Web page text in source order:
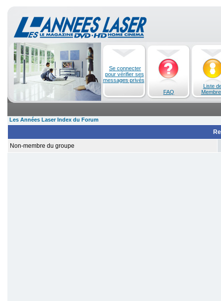
Se connecter
pour vérifier ses
messages privés
FAQ
Liste
Les Années Laser Index du Forum
Non-membre du groupe